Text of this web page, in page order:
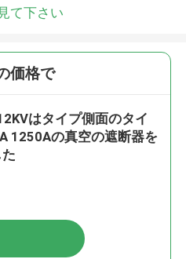
て下さい
価格で
はタイプ側面のタイ
1250Aの真空の遮断器を